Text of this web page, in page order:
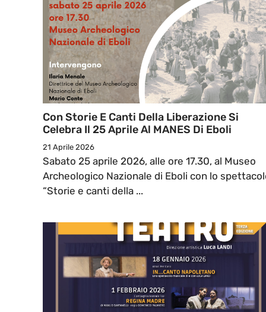
Con Storie E Canti Della Liberazione Si
Celebra Il 25 Aprile Al MANES Di Eboli
21 Aprile 2026
Sabato 25 aprile 2026, alle ore 17.30, al Museo
Archeologico Nazionale di Eboli con lo
“Storie e canti della ...